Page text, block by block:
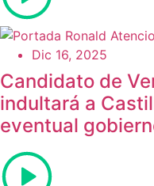
Dic 16, 2025
Candidato de
indultará a
eventual